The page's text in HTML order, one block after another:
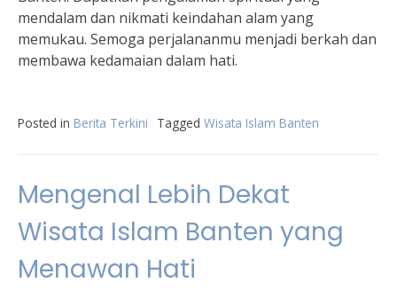
mendalam dan nikmati keindahan alam yang
memukau. Semoga perjalananmu menjadi berkah dan
membawa kedamaian dalam hati.
Posted in Berita Terkini Tagged Wisata Islam Banten
Mengenal Lebih Dekat
Wisata Islam Banten yang
Menawan Hati